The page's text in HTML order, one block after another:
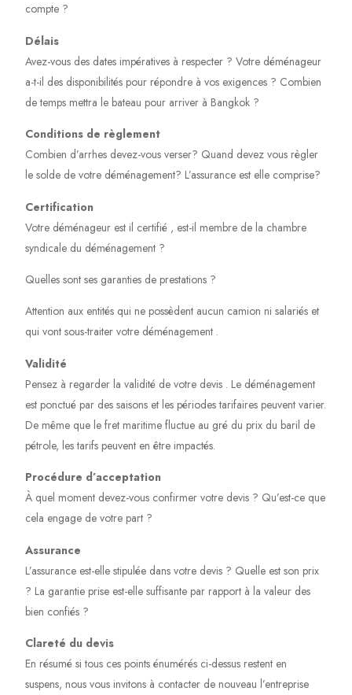
compte ?
Délais
Avez-vous des dates impératives à respecter ? Votre déménageur
a-t-il des disponibilités pour répondre à vos exigences ? Combien
de temps mettra le bateau pour arriver à Bangkok ?
Conditions de règlement
Combien d’arrhes devez-vous verser? Quand devez vous règler
le solde de votre déménagement? L’assurance est elle comprise?
Certification
Votre déménageur est il certifié , est-il membre de la chambre
syndicale du déménagement ?
Quelles sont ses garanties de prestations ?
Attention aux entités qui ne possèdent aucun camion ni salariés et
qui vont sous-traiter votre déménagement .
Validité
Pensez à regarder la validité de votre devis . Le déménagement
est ponctué par des saisons et les périodes tarifaires peuvent varier.
De même que le fret maritime fluctue au gré du prix du baril de
pétrole, les tarifs peuvent en être impactés.
Procédure d’acceptation
À quel moment devez-vous confirmer votre devis ? Qu’est-ce que
cela engage de votre part ?
Assurance
L’assurance est-elle stipulée dans votre devis ? Quelle est son prix
? La garantie prise est-elle suffisante par rapport à la valeur des
bien confiés ?
Clareté du devis
En résumé si tous ces points énumérés ci-dessus restent en
suspens, nous vous invitons à contacter de nouveau l’entreprise